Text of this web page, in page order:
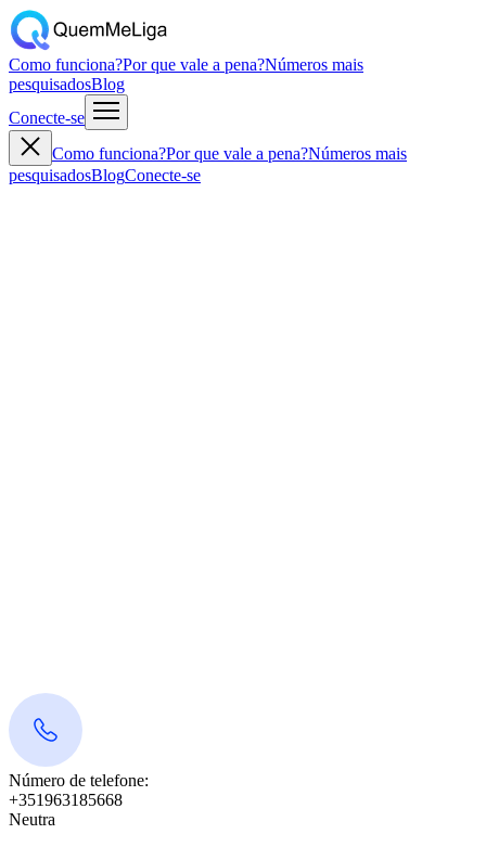
Como funciona?Por que vale a pena?Números mais
pesquisadosBlog
Conecte-se
Como funciona?Por que vale a pena?Números mais
pesquisadosBlogConecte-se
Número de telefone:
+351963185668
Neutra